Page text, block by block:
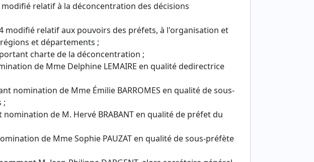
modifié relatif à la déconcentration des décisions
modifié relatif aux pouvoirs des préfets, à l'organisation et
et départements ;
charte de la déconcentration ;
de Mme Delphine LEMAIRE en qualité dedirectrice
nomination de Mme Émilie BARROMES en qualité de sous-
;
de M. Hervé BRABANT en qualité de préfet du
de Mme Sophie PAUZAT en qualité de sous-préfète